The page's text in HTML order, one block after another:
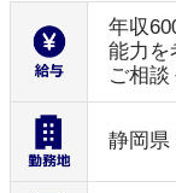
年収
能力を
ご相談
静岡県